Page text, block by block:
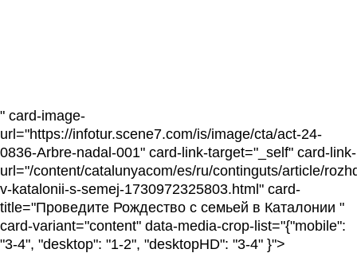
" card-image-
url="https://infotur.scene7.com/is/image/cta/act-24-
0836-Arbre-nadal-001" card-link-target="_self" card-link-
url="/content/catalunyacom/es/ru/continguts/article/
v-katalonii-s-semej-1730972325803.html" card-
title="Проведите Рождество с семьей в Каталонии "
card-variant="content" data-media-crop-list="{"mobile":
"3-4", "desktop": "1-2", "desktopHD": "3-4" }">